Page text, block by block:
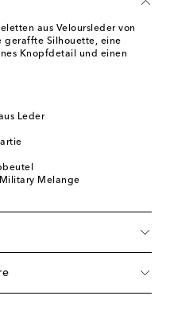
aus Veloursleder von
geraffte Silhouette, eine
Knopfdetail und einen
Leder
Melange